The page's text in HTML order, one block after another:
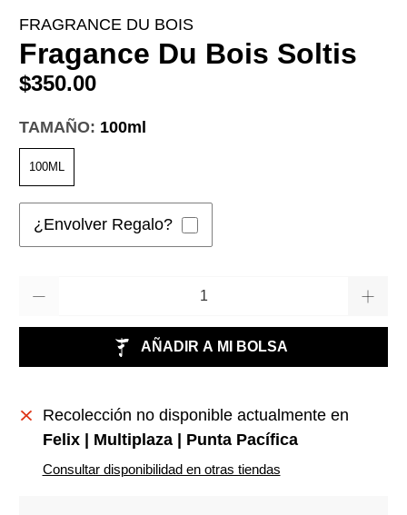
FRAGRANCE DU BOIS
Fragance Du Bois Soltis
$350.00
TAMAÑO: 100ml
100ML
¿Envolver Regalo?
AÑADIR A MI BOLSA
Recolección no disponible actualmente en
Felix | Multiplaza | Punta Pacífica
Consultar disponibilidad en otras tiendas